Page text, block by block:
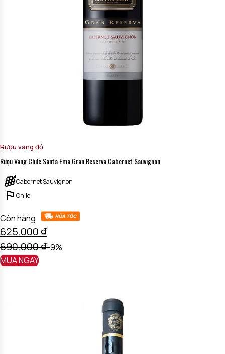
Rượu vang đỏ
Rượu Vang Chile Santa Ema Gran Reserva Cabernet Sauvignon
Cabernet Sauvignon
Chile
Còn hàng
625.000₫
690.000₫-9%
MUA NGAY